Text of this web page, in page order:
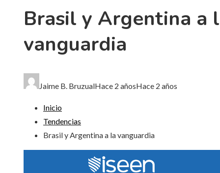
Brasil y Argentina a
vanguardia
Jaime B. BruzualHace 2 añosHace 2 años
Inicio
Tendencias
Brasil y Argentina a la vanguardia